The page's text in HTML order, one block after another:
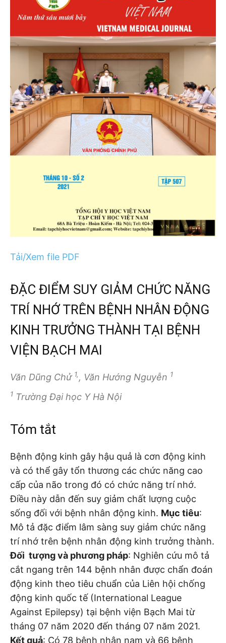
Tải/Xem file PDF
ĐẶC ĐIỂM SUY GIẢM CHỨC NĂNG
TRÍ NHỚ TRÊN BỆNH NHÂN ĐỘNG
KINH TRƯỞNG THÀNH TẠI BỆNH
VIỆN BẠCH MAI
Văn Dũng Chử 1,, Văn Hướng Nguyễn 1
1 Trường Đại học Y Hà Nội
Tóm tắt
Bệnh động kinh gây hậu quả là cơn động kinh
và có thể gây tổn thương các chức năng cao
cấp của não trong đó có chức năng trí nhớ.
Điều này dẫn đến suy giảm chất lượng cuộc
sống đối với bệnh nhân động kinh. Mục tiêu:
Mô tả đặc điểm lâm sàng suy giảm chức năng
trí nhớ trên bệnh nhân động kinh trưởng thành.
Đối tượng và phương pháp: Nghiên cứu mô tả
cắt ngang trên 144 bệnh nhân được chẩn đoán
động kinh theo tiêu chuẩn của Liên hội chống
động kinh quốc tế (International League
Against Epilepsy) tại bệnh viện Bạch Mai từ
tháng 07 năm 2020 đến tháng 07 năm 2021.
Kết quả: Có 78 bệnh nhân nam và 66 bệnh